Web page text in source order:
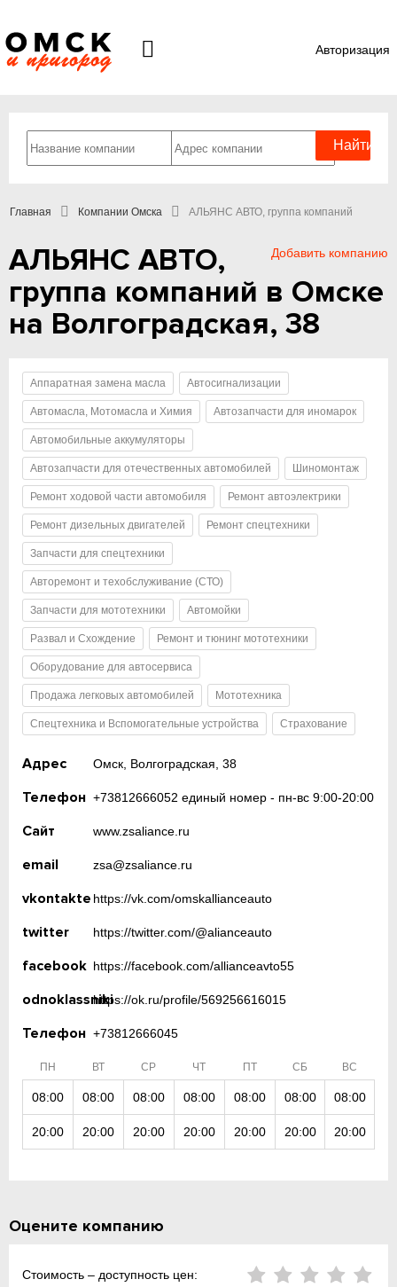
Авторизация
Главная Компании Омска АЛЬЯНС АВТО, группа компаний
Добавить компанию
АЛЬЯНС АВТО,
группа компаний в Омске
на Волгоградская, 38
Аппаратная замена масла Автосигнализации
Автомасла, Мотомасла и Химия Автозапчасти для иномарок
Автомобильные аккумуляторы
Автозапчасти для отечественных автомобилей Шиномонтаж
Ремонт ходовой части автомобиля Ремонт автоэлектрики
Ремонт дизельных двигателей Ремонт спецтехники
Запчасти для спецтехники
Авторемонт и техобслуживание (СТО)
Запчасти для мототехники Автомойки
Развал и Схождение Ремонт и тюнинг мототехники
Оборудование для автосервиса
Продажа легковых автомобилей Мототехника
Спецтехника и Вспомогательные устройства Страхование
Адрес Омск, Волгоградская, 38
Телефон +73812666052 единый номер - пн-вс 9:00-20:00
Сайт www.zsaliance.ru
email zsa@zsaliance.ru
vkontakte https://vk.com/omskallianceauto
twitter https://twitter.com/@alianceauto
facebook https://facebook.com/allianceavto55
odnoklassnikihttps://ok.ru/profile/569256616015
Телефон +73812666045
ПН ВТ СР ЧТ ПТ СБ ВС
08:00 08:00 08:00 08:00 08:00 08:00 08:00
20:00 20:00 20:00 20:00 20:00 20:00 20:00
Оцените компанию
Стоимость – доступность цен: